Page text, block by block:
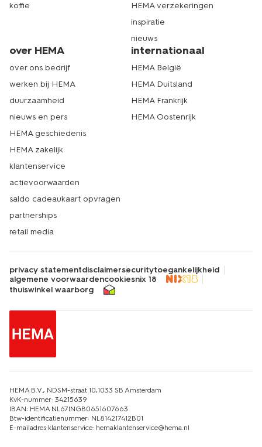
koffie
HEMA verzekeringen
inspiratie
nieuws
over HEMA
over ons bedrijf
werken bij HEMA
duurzaamheid
nieuws en pers
HEMA geschiedenis
HEMA zakelijk
klantenservice
actievoorwaarden
saldo cadeaukaart opvragen
partnerships
retail media
internationaal
HEMA België
HEMA Duitsland
HEMA Frankrijk
HEMA Oostenrijk
privacy statementdisclaimersecuritytoegankelijkheid
algemene voorwaardencookiesnix 18
thuiswinkel waarborg
HEMA B.V., NDSM-straat 10,1033 SB Amsterdam
KvK-nummer: 34215639
IBAN: HEMA NL67INGB0651607663
Btw-identificatienummer: NL814217412B01
E-mailadres klantenservice: hemaklantenservice@hema.nl